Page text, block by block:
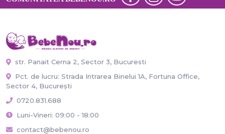
str. Panait Cerna 2, Sector 3, Bucuresti
Pct. de lucru: Strada Intrarea Binelui 1A, Fortuna Office,
Sector 4, București
0720.831.688
Luni-Vineri: 09:00 - 18:00
contact@bebenou.ro